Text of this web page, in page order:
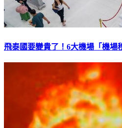
飛泰國要變貴了！6大機場「機